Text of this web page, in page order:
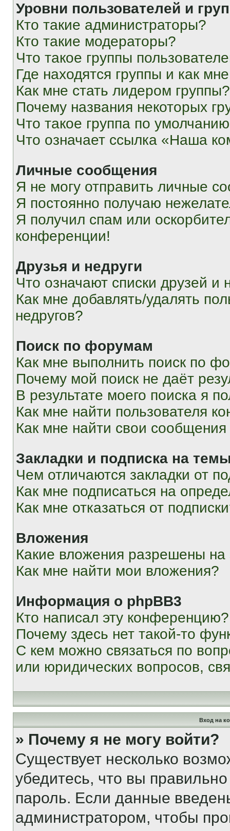
Уровни пользователей и
Кто такие администраторы?
Кто такие модераторы?
Что такое группы
Где находятся группы и как
Как мне стать лидером группы?
Почему названия некоторых
Что такое группа по
Что означает ссылка «Наша
Личные сообщения
Я не могу отправить личные
Я постоянно получаю
Я получил спам или
конференции!
Друзья и недруги
Что означают списки друзей и
Как мне добавлять/удалять
недругов?
Поиск по форумам
Как мне выполнить поиск по
Почему мой поиск не даёт
В результате моего поиска я
Как мне найти пользователя
Как мне найти свои
Закладки и подписка на
Чем отличаются закладки от
Как мне подписаться на
Как мне отказаться от
Вложения
Какие вложения разрешены
Как мне найти мои вложения?
Информация о phpBB3
Кто написал эту конференцию?
Почему здесь нет такой-то
С кем можно связаться по
или юридических вопросов,
Вход на
» Почему я не могу войти?
Существует несколько
убедитесь, что вы
пароль. Если данные
администратором, чтобы